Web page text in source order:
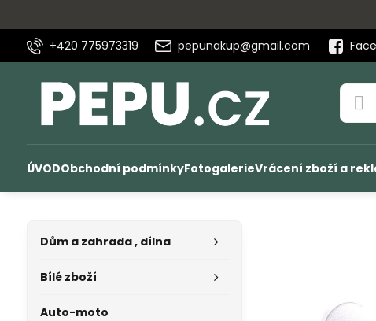
+420 775973319
pepunakup@gmail.com
ÚVODObchodní podmínkyFotogalerieVrácení zboží a
Dům a zahrada , dílna
Bílé zboží
Auto-moto